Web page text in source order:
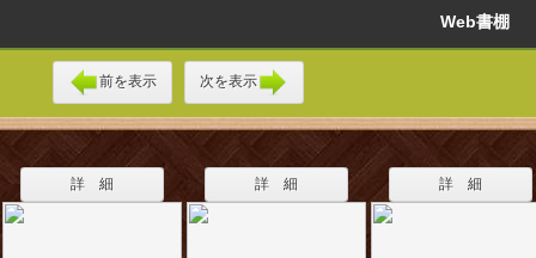
Web書棚
前を表示 次を表示
詳 細 詳 細 詳 細